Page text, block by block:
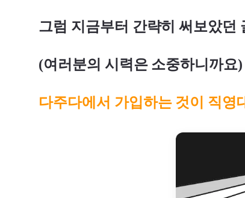
그럼 지금부터 간략히 써보았던
(여러분의 시력은 소중하니까요)
다주다에서 가입하는 것이 직영